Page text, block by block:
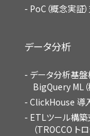
PoC（概念実証
データ分析
データ分析基
BigQuery ML
ClickHouse 導
ETLツール構築
（TROCCO トロ